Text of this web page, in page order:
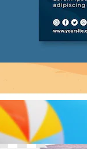
Copyright © 2010-